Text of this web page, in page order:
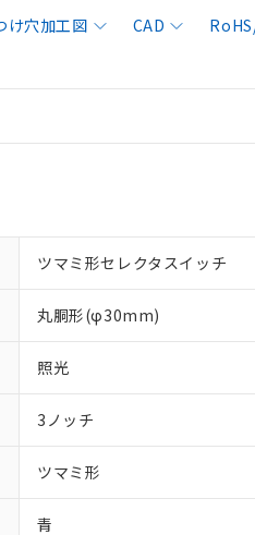
け穴加工図 CAD
ツマミ形セレクタスイッチ
丸胴形(φ30mm)
照光
3ノッチ
ツマミ形
青